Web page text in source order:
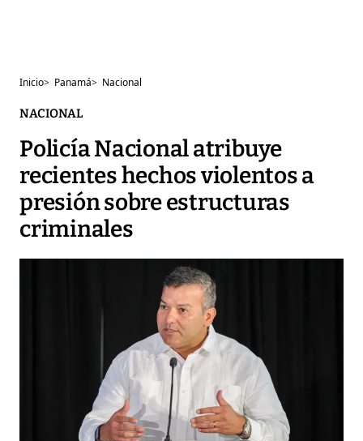
Inicio> Panamá> Nacional
NACIONAL
Policía Nacional atribuye
recientes hechos violentos a
presión sobre estructuras
criminales